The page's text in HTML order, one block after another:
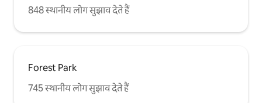
848 स्थानीय लोग सुझाव देते हैं
Forest Park
745 स्थानीय लोग सुझाव देते हैं